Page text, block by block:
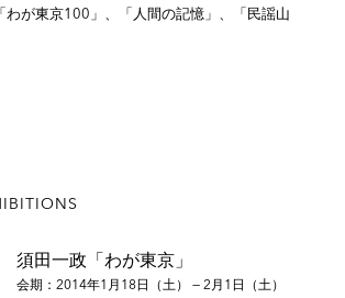
わが東京100」、「人間の記憶」、「民謡山
須田一政「わが東京」
会期：2014年1月18日（土） — 2月1日（土）